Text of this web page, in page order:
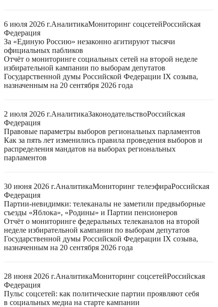
6 июля 2026 г.АналитикаМониторинг соцсетейРоссийская
Федерация
За «Единую Россию» незаконно агитируют тысячи
официальных пабликов
Отчёт о мониторинге социальных сетей на второй неделе
избирательной кампании по выборам депутатов
Государственной думы Российской Федерации IX созыва,
назначенным на 20 сентября 2026 года
2 июля 2026 г.АналитикаЗаконодательствоРоссийская
Федерация
Правовые параметры выборов региональных парламентов
Как за пять лет изменились правила проведения выборов и
распределения мандатов на выборах региональных
парламентов
30 июня 2026 г.АналитикаМониторинг телеэфираРоссийская
Федерация
Партии-невидимки: телеканалы не заметили предвыборные
съезды «Яблока», «Родины» и Партии пенсионеров
Отчёт о мониторинге федеральных телеканалов на второй
неделе избирательной кампании по выборам депутатов
Государственной думы Российской Федерации IX созыва,
назначенным на 20 сентября 2026 года
28 июня 2026 г.АналитикаМониторинг соцсетейРоссийская
Федерация
Пульс соцсетей: как политические партии проявляют себя
в социальных медиа на старте кампании